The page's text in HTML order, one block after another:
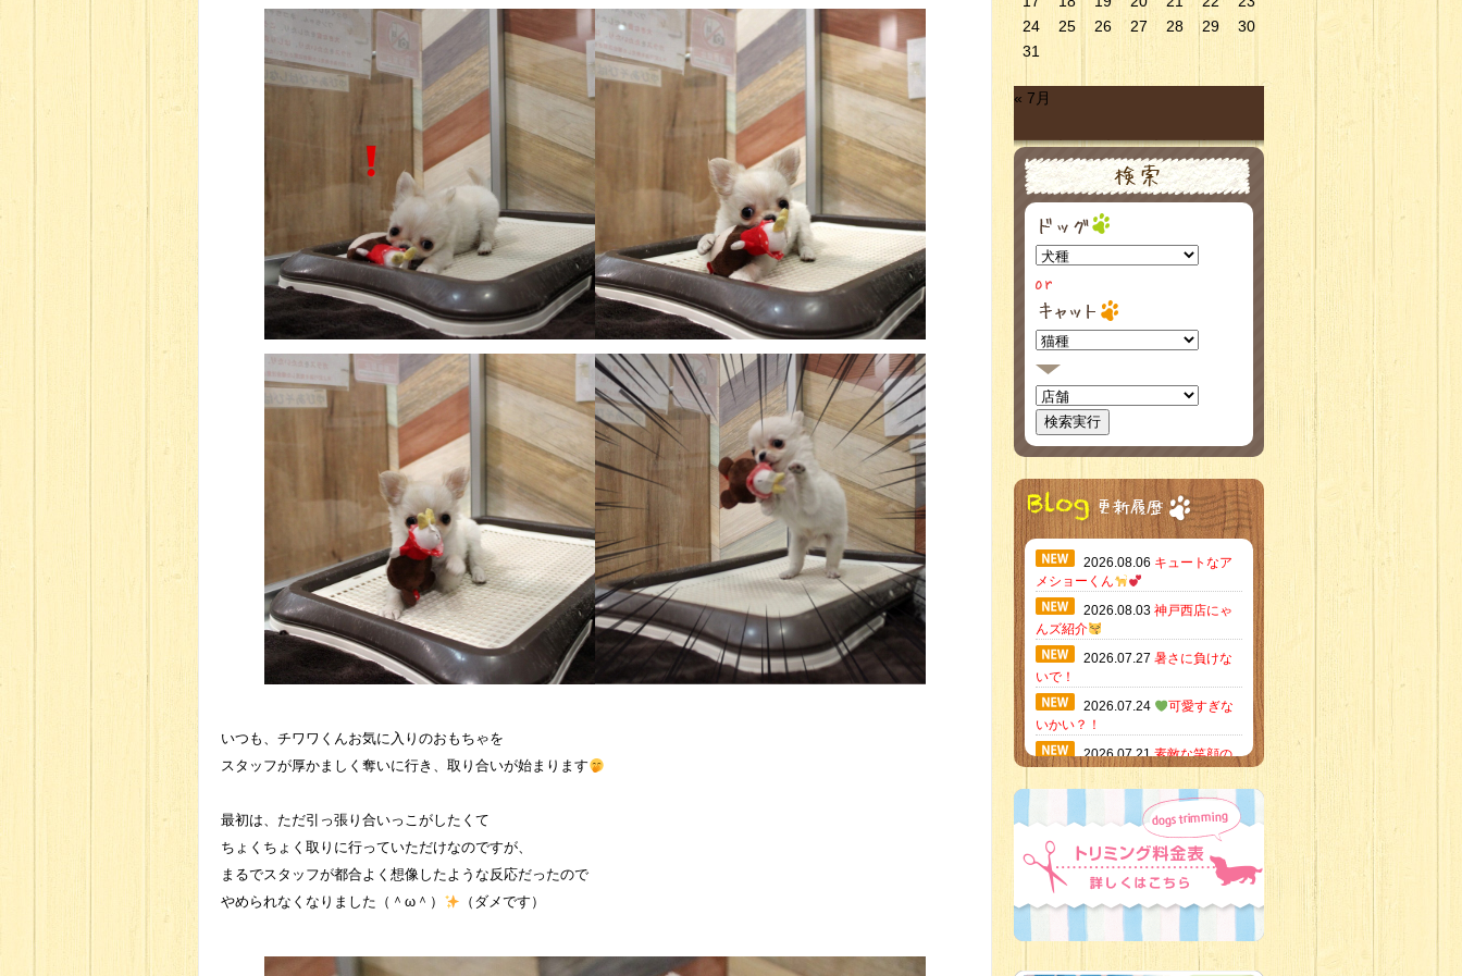
いつも、チワワくんお気に入りのおもちゃを
スタッフが厚かましく奪いに行き、取り合いが始まります
最初は、ただ引っ張り合いっこがしたくて
ちょくちょく取りに行っていただけなのですが、
まるでスタッフが都合よく想像したような反応だったので
やめられなくなりました（＾ω＾）
（ダメです）
24
25 26 27 28 29
30
31
« 7月
2026.08.06 キュートなア
メショーくん
2026.08.03 神戸西店にゃ
んズ紹介
2026.07.27 暑さに負けな
いで！
2026.07.24
可愛すぎな
いかい？！
2026.07.21素敵な笑顔の
当店のイチオ
シにゃんこ
2026.07.15
ミニチュア
ピンシャーのご紹介
2026.07.09加古川店：可